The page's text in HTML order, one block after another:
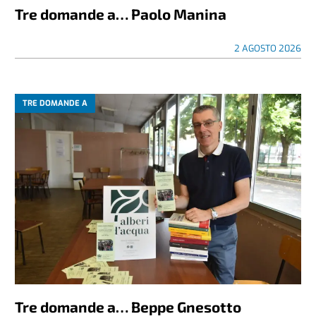
Tre domande a… Paolo Manina
2 AGOSTO 2026
TRE DOMANDE A
Tre domande a… Beppe Gnesotto